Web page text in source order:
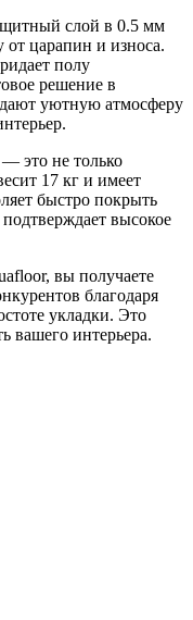
слой в 0.5 мм
от царапин и износа.
полу
решение в
уютную атмосферу
это не только
17 кг и имеет
быстро покрыть
высокое
вы получаете
благодаря
укладки. Это
вашего интерьера.